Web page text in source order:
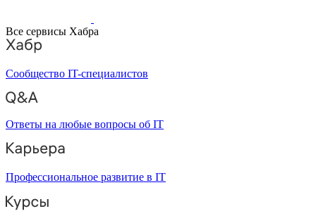
Все сервисы Хабра
Сообщество IT-специалистов
Ответы на любые вопросы об IT
Профессиональное развитие в IT